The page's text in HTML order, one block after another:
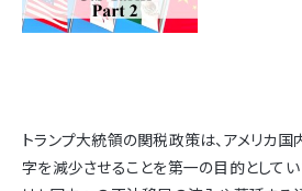
トランプ大統領の関税政策は、アメリカ
字を減少させることを第一の目的としてい